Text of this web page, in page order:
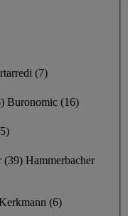
(7)
) Buronomic (16)
(39) Hammerbacher
(6)